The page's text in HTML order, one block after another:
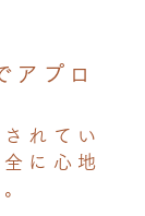
アプロ
れてい
に心地